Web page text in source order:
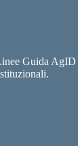
Guida AgID